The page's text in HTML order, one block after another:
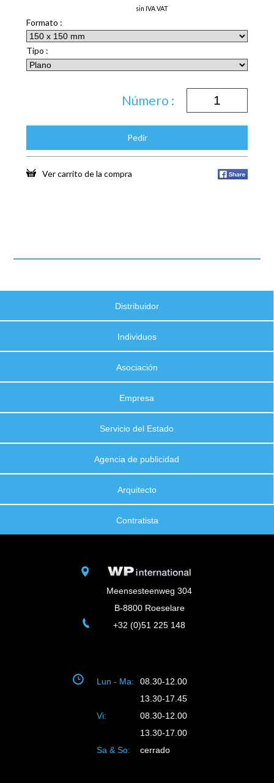
sin IVA VAT
Formato :
Tipo :
Número :
Pedir
Ver carrito de la compra
Distribuidor
Individuos
Asociación
Empresa
Servicio del Estado
Agencia de publicidad
Arquitecto
Contratista
Meensesteenweg 304
B-8800 Roeselare
+32 (0)51 225 148
Lun - Ma:
08.30-12.00
13.30-17.45
Vi:
08.30-12.00
13.30-17.00
Sa & So:
cerrado